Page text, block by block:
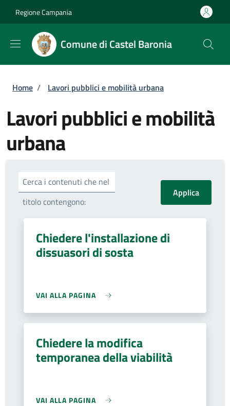
Regione Campania
Comune di Castel Baronia
Briciole di pane
Home / Lavori pubblici e mobilità urbana
Lavori pubblici e mobilità
urbana
Cerca i contenuti che nel
titolo contengono:
Chiedere l'installazione di
dissuasori di sosta
VAI ALLA PAGINA
Chiedere la modifica
temporanea della viabilità
VAI ALLA PAGINA